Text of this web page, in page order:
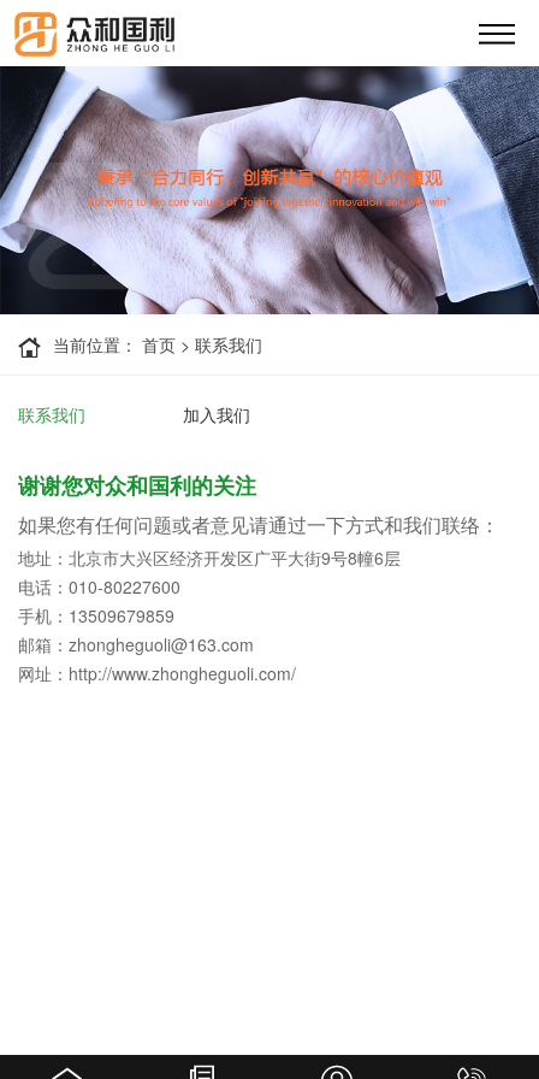
当前位置： 首页 > 联系我们
联系我们 加入我们
谢谢您对众和国利的关注
如果您有任何问题或者意见请通过一下方式和我们联络：
地址：北京市大兴区经济开发区广平大街9号8幢6层
电话：010-80227600
手机：13509679859
邮箱：zhongheguoli@163.com
网址：http://www.zhongheguoli.com/